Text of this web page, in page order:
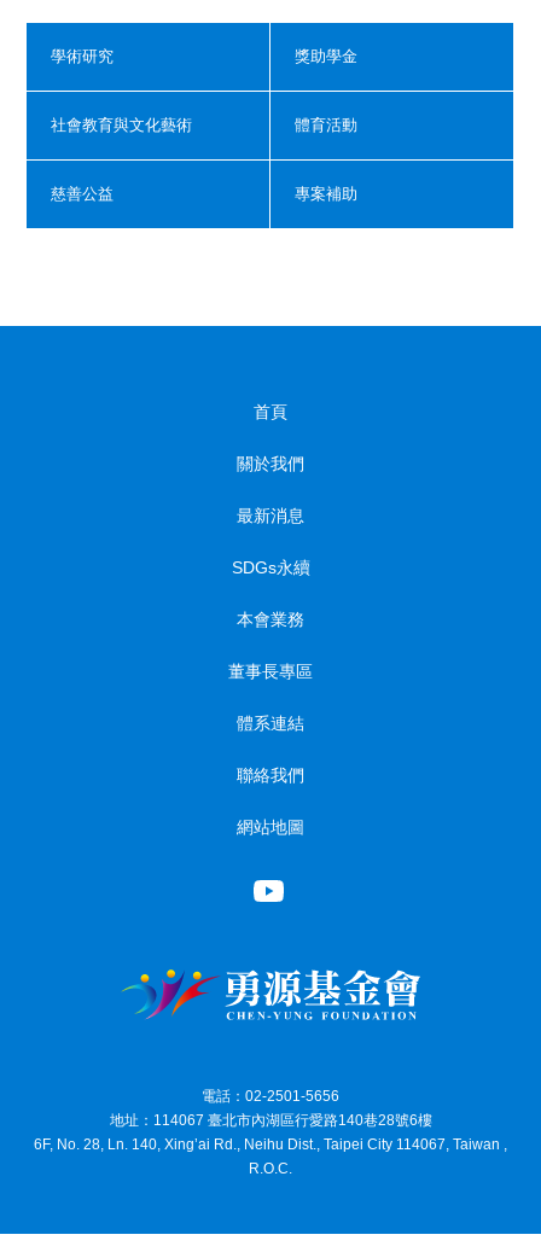
學術研究 獎助學金
社會教育與文化藝術 體育活動
慈善公益 專案補助
首頁
關於我們
最新消息
SDGs永續
本會業務
董事長專區
體系連結
聯絡我們
網站地圖
電話：02-2501-5656
地址：114067 臺北市內湖區行愛路140巷28號6樓
6F, No. 28, Ln. 140, Xing’ai Rd., Neihu Dist., Taipei City 114067, Taiwan ,
R.O.C.